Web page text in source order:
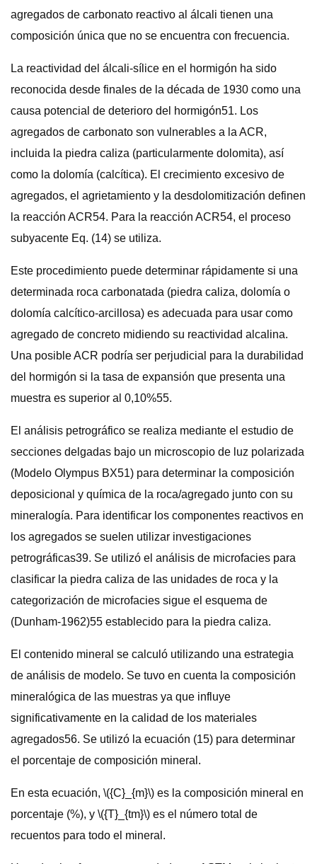
agregados de carbonato reactivo al álcali tienen una
composición única que no se encuentra con frecuencia.
La reactividad del álcali-sílice en el hormigón ha sido
reconocida desde finales de la década de 1930 como una
causa potencial de deterioro del hormigón51. Los
agregados de carbonato son vulnerables a la ACR,
incluida la piedra caliza (particularmente dolomita), así
como la dolomía (calcítica). El crecimiento excesivo de
agregados, el agrietamiento y la desdolomitización definen
la reacción ACR54. Para la reacción ACR54, el proceso
subyacente Eq. (14) se utiliza.
Este procedimiento puede determinar rápidamente si una
determinada roca carbonatada (piedra caliza, dolomía o
dolomía calcítico-arcillosa) es adecuada para usar como
agregado de concreto midiendo su reactividad alcalina.
Una posible ACR podría ser perjudicial para la durabilidad
del hormigón si la tasa de expansión que presenta una
muestra es superior al 0,10%55.
El análisis petrográfico se realiza mediante el estudio de
secciones delgadas bajo un microscopio de luz polarizada
(Modelo Olympus BX51) para determinar la composición
deposicional y química de la roca/agregado junto con su
mineralogía. Para identificar los componentes reactivos en
los agregados se suelen utilizar investigaciones
petrográficas39. Se utilizó el análisis de microfacies para
clasificar la piedra caliza de las unidades de roca y la
categorización de microfacies sigue el esquema de
(Dunham-1962)55 establecido para la piedra caliza.
El contenido mineral se calculó utilizando una estrategia
de análisis de modelo. Se tuvo en cuenta la composición
mineralógica de las muestras ya que influye
significativamente en la calidad de los materiales
agregados56. Se utilizó la ecuación (15) para determinar
el porcentaje de composición mineral.
En esta ecuación, \({C}_{m}\) es la composición mineral en
porcentaje (%), y \({T}_{tm}\) es el número total de
recuentos para todo el mineral.